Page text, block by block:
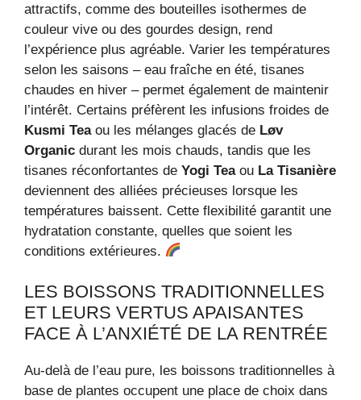
attractifs, comme des bouteilles isothermes de
couleur vive ou des gourdes design, rend
l’expérience plus agréable. Varier les températures
selon les saisons – eau fraîche en été, tisanes
chaudes en hiver – permet également de maintenir
l’intérêt. Certains préfèrent les infusions froides de
Kusmi Teaou les mélanges glacés de Løv
Organic durant les mois chauds, tandis que les
tisanes réconfortantes de Yogi Teaou La Tisanière
deviennent des alliées précieuses lorsque les
températures baissent. Cette flexibilité garantit une
hydratation constante, quelles que soient les
conditions extérieures.
LES BOISSONS TRADITIONNELLES
ET LEURS VERTUS APAISANTES
FACE À L’ANXIÉTÉ DE LA RENTRÉE
Au-delà de l’eau pure, les boissons traditionnelles à
base de plantes occupent une place de choix dans